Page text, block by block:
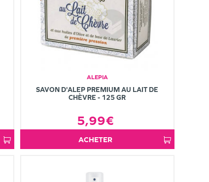
ALEPIA
SAVON D'ALEP PREMIUM AU LAIT DE
CHÈVRE - 125 GR
5,99€
ACHETER